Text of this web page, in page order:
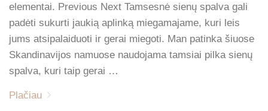
elementai. Previous Next Tamsesnė sienų spalva gali
padėti sukurti jaukią aplinką miegamajame, kuri leis
jums atsipalaiduoti ir gerai miegoti. Man patinka šiuose
Skandinavijos namuose naudojama tamsiai pilka sienų
spalva, kuri taip gerai …
Plačiau